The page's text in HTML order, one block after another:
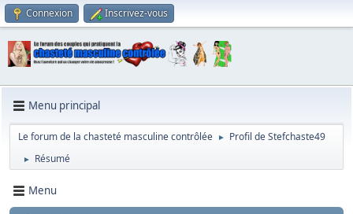
Connexion Inscrivez-vous
Menu principal
Le forum de la chasteté masculine contrôlée ► Profil de Stefchaste49
► Résumé
Menu